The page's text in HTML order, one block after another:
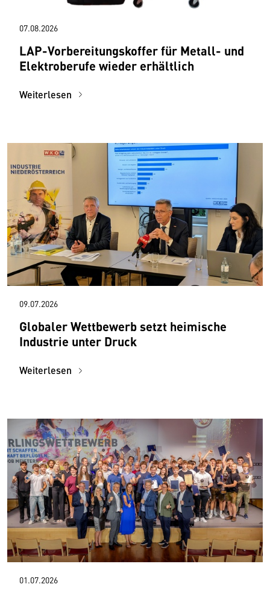
07.08.2026
LAP-Vorbereitungskoffer für Metall- und
Elektroberufe wieder erhältlich
Weiterlesen
09.07.2026
Globaler Wettbewerb setzt heimische
Industrie unter Druck
Weiterlesen
01.07.2026